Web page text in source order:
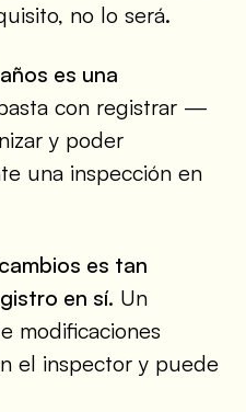
no lo será.
es una
con registrar —
y poder
una inspección en
es tan
en sí. Un
modificaciones
el inspector y puede